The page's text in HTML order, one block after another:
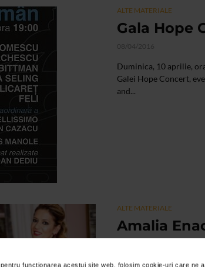
funcționarea acestui site web, folosim cookie-uri care ne
ALTE MATERIALE
Gala Hope
08/04/2016
Duminica, 10 aprilie,
Galei Hope Concert,
and...
ALTE MATERIALE
Amalia
prezenta
dedicat